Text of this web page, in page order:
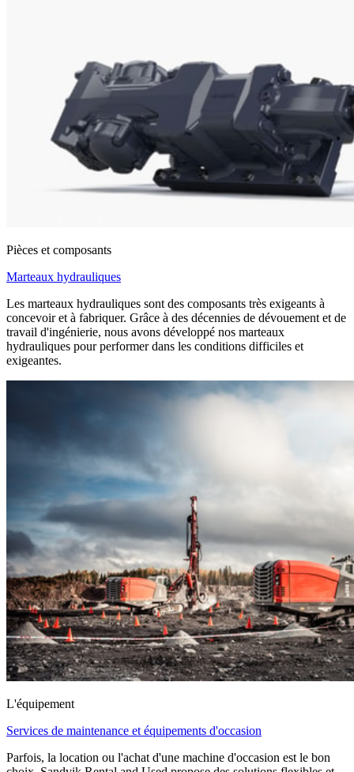
Pièces et composants
Marteaux hydrauliques
Les marteaux hydrauliques sont des composants très exigeants à
concevoir et à fabriquer. Grâce à des décennies de dévouement et de
travail d'ingénierie, nous avons développé nos marteaux
hydrauliques pour performer dans les conditions difficiles et
exigeantes.
L'équipement
Services de maintenance et équipements d'occasion
Parfois, la location ou l'achat d'une machine d'occasion est le bon